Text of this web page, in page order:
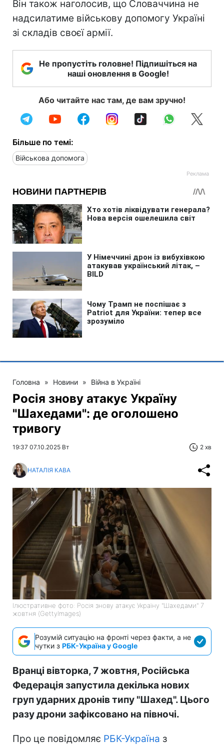
Він також наголосив, що Словаччина не
надсилатиме військову допомогу Україні
зі складів своєї армії.
Не пропустіть головне! Підпишіться на
наші оновлення в Google!
Або читайте нас там, де вам зручно!
Більше по темі:
Військова допомога
Головна » Новини » Війна в Україні
Росія знову атакує Україну
"Шахедами": де оголошено
тривогу
19:37 07.10.2025 Вт 2 хв
НАТАЛІЯ КАВА
Ілюстративне фото: Росія знову атакує Україну "Шахедами" 7
жовтня (GettyImages)
Розумій ситуацію на фронті через факти, а не
чутки з РБК-Україна у Google
Вранці вівторка, 7 жовтня, Російська
Федерація запустила декілька нових
груп ударних дронів типу "Шахед". Цього
разу дрони зафіксовано на півночі.
Про це повідомляє РБК-Україна з